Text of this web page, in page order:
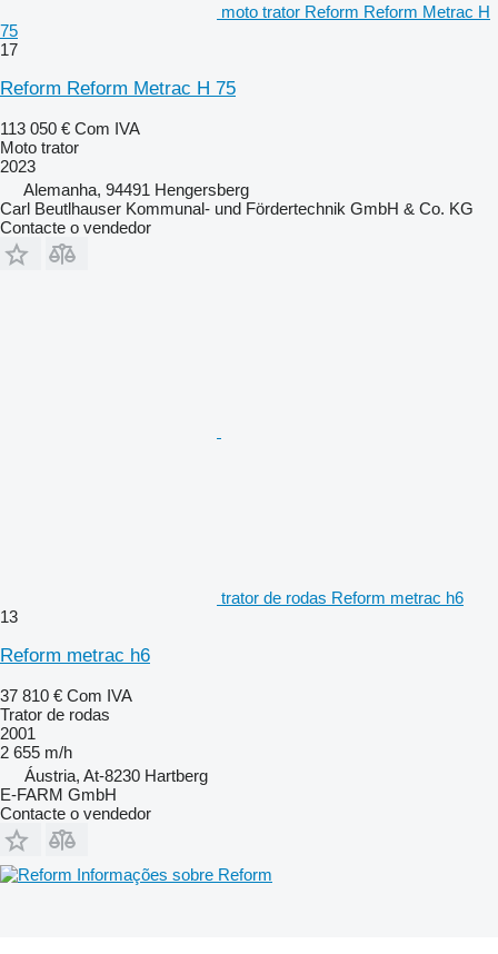
moto trator Reform Reform Metrac H
75
17
Reform Reform Metrac H 75
113 050 € Com IVA
Moto trator
2023
Alemanha, 94491 Hengersberg
Carl Beutlhauser Kommunal- und Fördertechnik GmbH & Co. KG
Contacte o vendedor
trator de rodas Reform metrac h6
13
Reform metrac h6
37 810 € Com IVA
Trator de rodas
2001
2 655 m/h
Áustria, At-8230 Hartberg
E-FARM GmbH
Contacte o vendedor
Informações sobre Reform